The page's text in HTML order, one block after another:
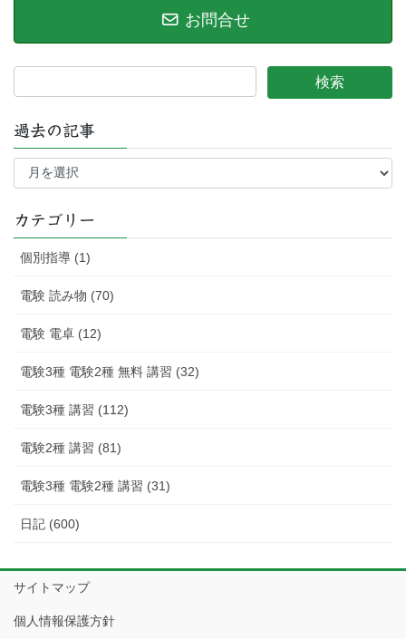
お問合せ
過去の記事
過
記
カテゴリー
個別指導 (1)
電験 読み物 (70)
電験 電卓 (12)
電験3種 電験2種 無料 講習 (32)
電験3種 講習 (112)
電験2種 講習 (81)
電験3種 電験2種 講習 (31)
日記 (600)
サイトマップ
個人情報保護方針